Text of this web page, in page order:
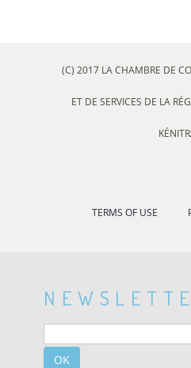
(C) 2017 LA CHAMBRE DE
ET DE SERVICES DE LA
TERMS OF USE
OK